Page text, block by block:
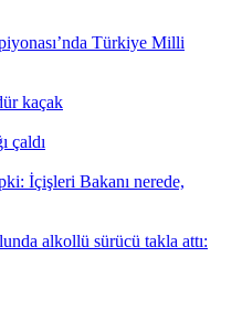
Türkiye Milli
kaçak
çaldı
İçişleri Bakanı nerede,
alkollü sürücü takla attı: